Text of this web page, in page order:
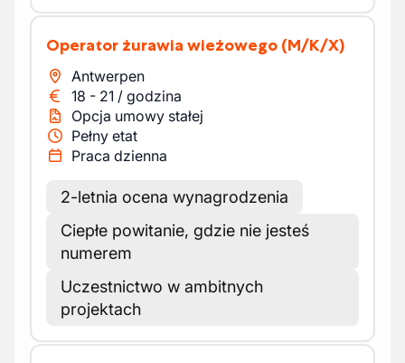
Operator żurawia wieżowego (M/K/X)
Antwerpen
18 - 21 / godzina
Opcja umowy stałej
Pełny etat
Praca dzienna
2-letnia ocena wynagrodzenia
Ciepłe powitanie, gdzie nie jesteś
numerem
Uczestnictwo w ambitnych
projektach